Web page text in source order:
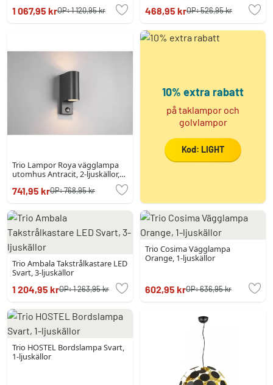
1 067,95 krOP:1 120,95 kr 468,95 krOP:526,95 kr
Trio Lampor Roya vägglampa
utomhus Antracit, 2-ljuskällor,
741,95 krOP:768,95 kr
10% extra rabatt
på taklampor och
golvlampor
Kod: LIGHT
Trio Ambala Takstrålkastare LED
Svart, 3-ljuskällor
1 204,95 krOP:1 263,95 kr
Trio Cosima Vägglampa
Orange, 1-ljuskällor
602,95 krOP:636,95 kr
Trio HOSTEL Bordslampa Svart,
1-ljuskällor